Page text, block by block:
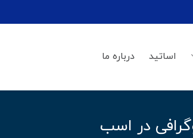
اساتید درباره ما
در اسب